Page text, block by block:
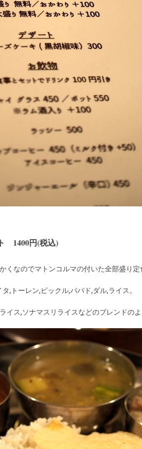
1400円(税込)
くなのでマトンコルマの付いた全部盛り定
,トーレン,ピックル,パパド,ダル,ライス。
イス,ソナマスリライスなどのブレンドのよ